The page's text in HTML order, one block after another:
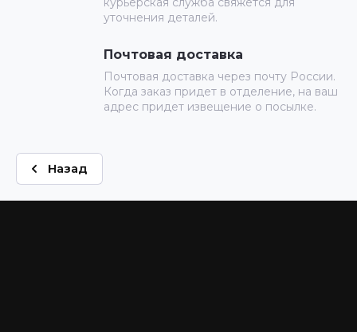
уточнения деталей.
Почтовая доставка
Почтовая доставка через почту России.
Когда заказ придет в отделение, на ваш
адрес придет извещение о посылке.
Назад